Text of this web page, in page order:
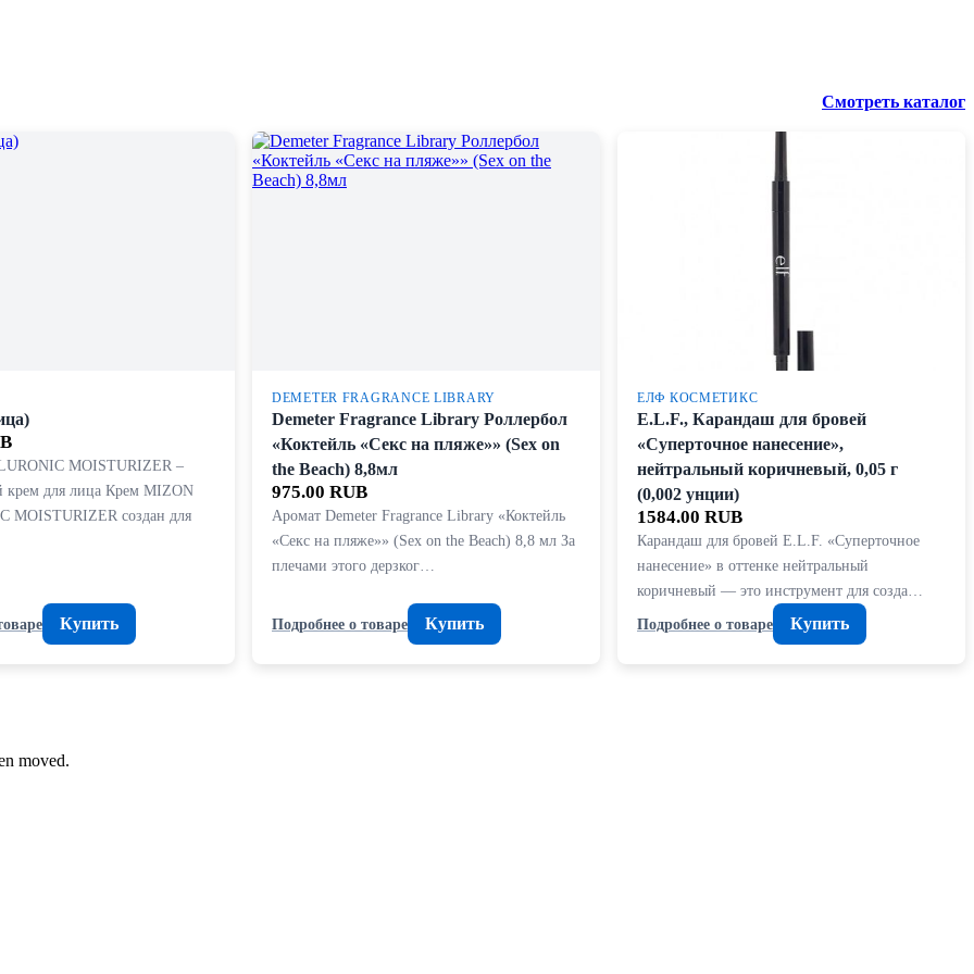
Смотреть каталог
MOISTURIZER –
для лица Крем MIZON
MOISTURIZER создан для
Купить
DEMETER FRAGRANCE LIBRARY
Demeter Fragrance Library Роллербол
«Коктейль «Секс на пляже»» (Sex on
the Beach) 8,8мл
975.00 RUB
Аромат Demeter Fragrance Library «Коктейль
«Секс на пляже»» (Sex on the Beach) 8,8 мл За
плечами этого дерзког…
Подробнее о товаре Купить
ЕЛФ КОСМЕТИКС
E.L.F., Карандаш для бровей
«Суперточное нанесение»,
нейтральный коричневый, 0,05 г
(0,002 унции)
1584.00 RUB
Карандаш для бровей E.L.F. «Суперточное
нанесение» в оттенке нейтральный
коричневый — это инструмент для созда…
Подробнее о товаре
Купить
moved.